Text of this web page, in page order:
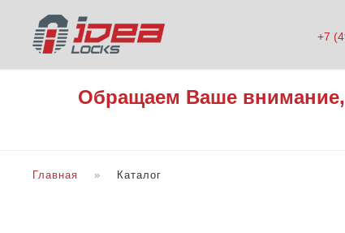
+7
Обращаем Ваше внимание,
Главная Каталог